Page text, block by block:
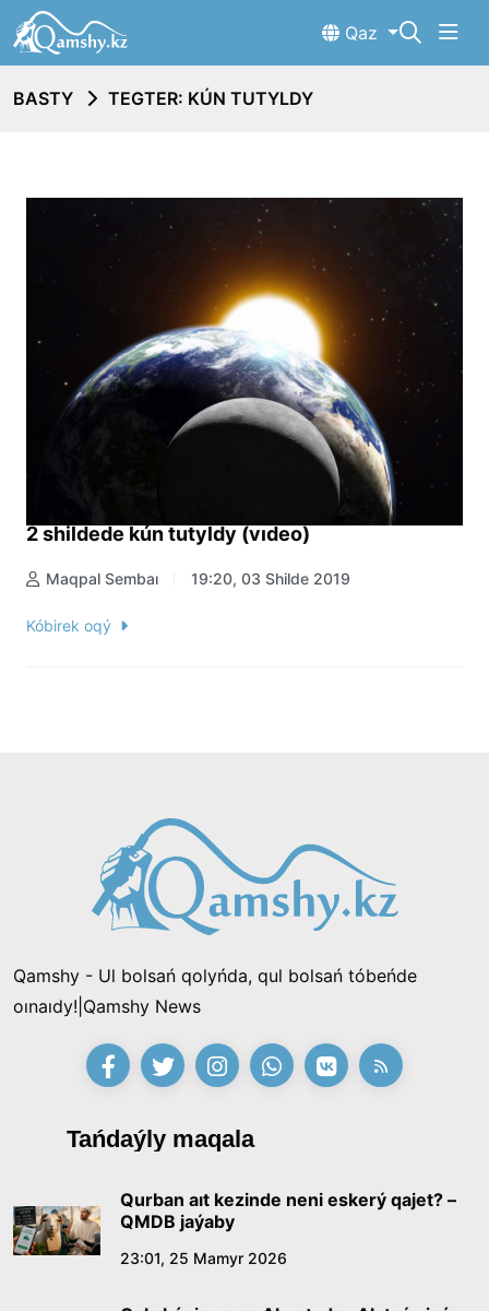
Qaz
BASTY TEGTER: KÚN TUTYLDY
2 shildede kún tutyldy (vıdeo)
Maqpal Sembaı 19:20, 03 Shilde 2019
Kóbirek oqý
Qamshy - Ul bolsań qolyńda, qul bolsań tóbeńde
oınaıdy!|Qamshy News
Tańdaýly maqala
Qurban aıt kezinde neni eskerý qajet? –
QMDB jaýaby
23:01, 25 Mamyr 2026